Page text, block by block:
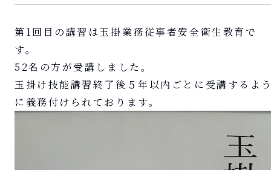
第1回目の講習は玉掛業務従事者安全衛生教育で
す。
52名の方が受講しました。
玉掛け技能講習終了後５年以内ごとに受講するよ
に義務付けられております。